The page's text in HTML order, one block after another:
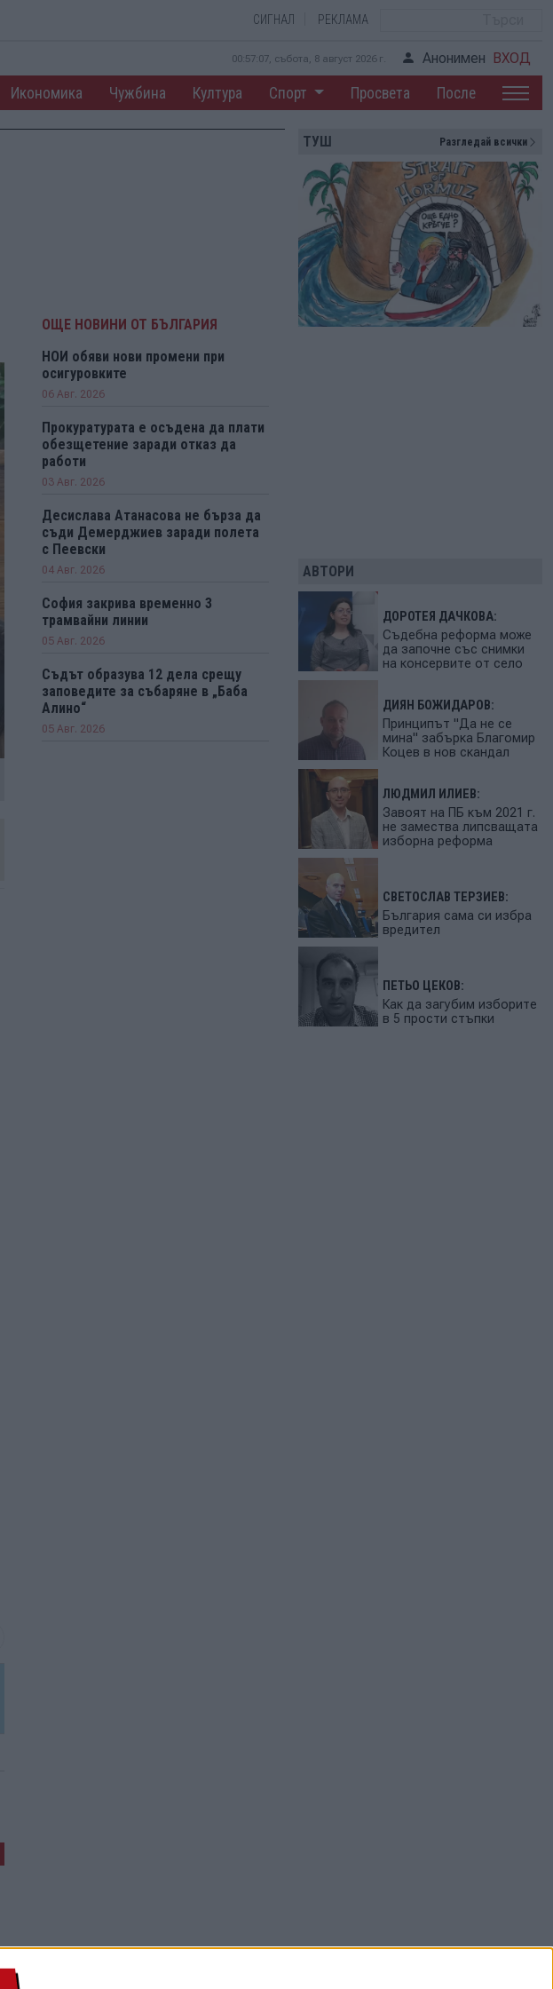
СИГНАЛ РЕКЛАМА
00:57:08, събота, 8 август 2026 г. Анонимен ВХОД
Икономика Чужбина Култура Спорт Просвета После
ОЩЕ НОВИНИ ОТ БЪЛГАРИЯ
НОИ обяви нови промени при
осигуровките
06 Авг. 2026
Прокуратурата е осъдена да плати
обезщетение заради отказ да
работи
03 Авг. 2026
Десислава Атанасова не бърза да
съди Демерджиев заради полета
с Пеевски
04 Авг. 2026
София закрива временно 3
трамвайни линии
05 Авг. 2026
Съдът образува 12 дела срещу
заповедите за събаряне в „Баба
Алино“
05 Авг. 2026
ТУШ Разгледай всички
АВТОРИ
ДОРОТЕЯ ДАЧКОВА:
Съдебна реформа може
да започне със снимки
на консервите от село
ДИЯН БОЖИДАРОВ:
Принципът "Да не се
мина" забърка Благомир
Коцев в нов скандал
ЛЮДМИЛ ИЛИЕВ:
Завоят на ПБ към 2021 г.
не замества липсващата
изборна реформа
СВЕТОСЛАВ ТЕРЗИЕВ:
България сама си избра
вредител
ПЕТЬО ЦЕКОВ:
Как да загубим изборите
в 5 прости стъпки